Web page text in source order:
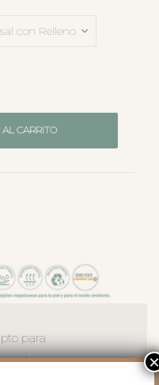
CARRITO
para
la
×